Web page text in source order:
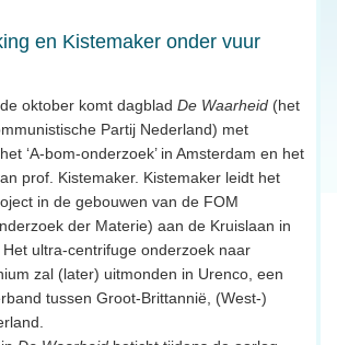
en Kistemaker onder vuur
oktober komt dagblad De Waarheid (het
Partij Nederland) met
‘A-bom-onderzoek’ in Amsterdam en het
prof. Kistemaker. Kistemaker leidt het
in de gebouwen van de FOM
der Materie) aan de Kruislaan in
ultra-centrifuge onderzoek naar
zal (later) uitmonden in Urenco, een
tussen Groot-Brittannië, (West-)